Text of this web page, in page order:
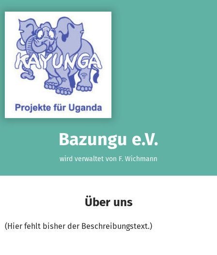
Bazungu e.V.
wird verwaltet von F. Wichmann
Über uns
(Hier fehlt bisher der Beschreibungstext.)